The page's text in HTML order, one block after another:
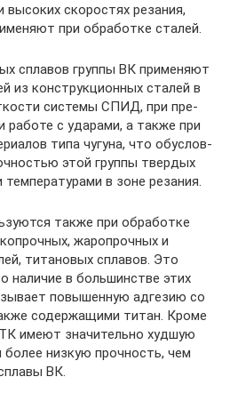
высоких скоростях резания,
при обработке сталей.
сплавов группы ВК приме­няют
из конструкционных сталей в
системы СПИД, при пре­
работе с ударами, а также при
типа чугуна, что обуслов­
этой группы твердых
в зоне резания.
также при обработке
жаропрочных и
титановых сплавов. Это
наличие в большинстве этих
повышенную адгезию со
содержащими титан. Кроме
имеют значительно худшую
более низкую прочность, чем
ВК.